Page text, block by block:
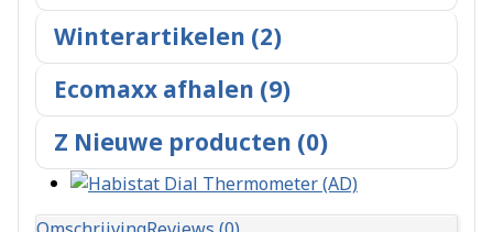
Winterartikelen (2)
Ecomaxx afhalen (9)
Z Nieuwe producten (0)